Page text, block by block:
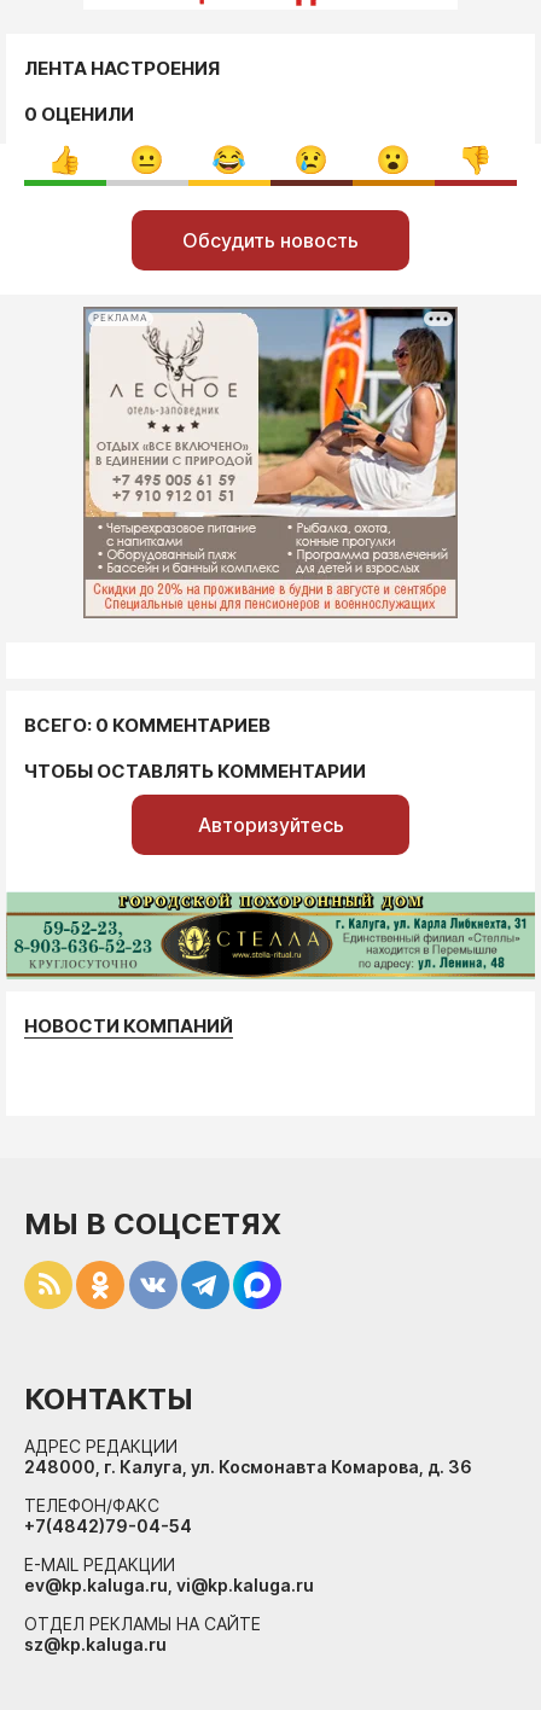
ЛЕНТА НАСТРОЕНИЯ
0 ОЦЕНИЛИ
Обсудить новость
РЕКЛАМА
ВСЕГО: 0 КОММЕНТАРИЕВ
ЧТОБЫ ОСТАВЛЯТЬ КОММЕНТАРИИ
Авторизуйтесь
НОВОСТИ КОМПАНИЙ
МЫ В СОЦСЕТЯХ
КОНТАКТЫ
АДРЕС РЕДАКЦИИ
248000, г. Калуга, ул. Космонавта Комарова, д. 36
ТЕЛЕФОН/ФАКС
+7(4842)79-04-54
E-MAIL РЕДАКЦИИ
ev@kp.kaluga.ru, vi@kp.kaluga.ru
ОТДЕЛ РЕКЛАМЫ НА САЙТЕ
sz@kp.kaluga.ru